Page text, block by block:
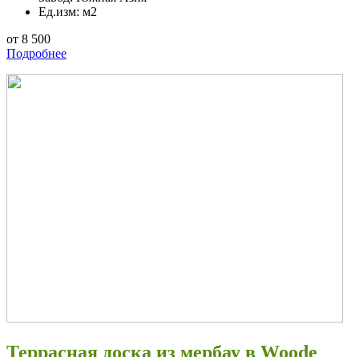
Ед.изм: м2
от 8 500
Подробнее
Террасная доска из мербау в Woode